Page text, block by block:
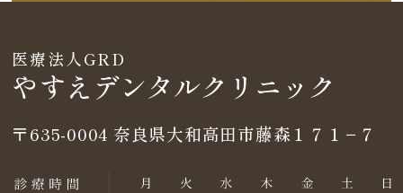
医療法人GRD
やすえデンタルクリニック
〒635-0004 奈良県大和高田市藤森１７１−７